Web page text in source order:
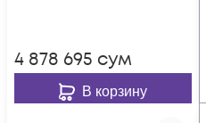
4 878 695 сум
В корзину